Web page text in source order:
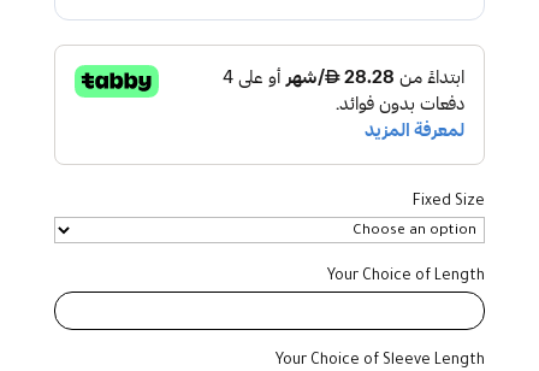
Fixed Size
Your Choice of Length
Your Choice of Sleeve Length